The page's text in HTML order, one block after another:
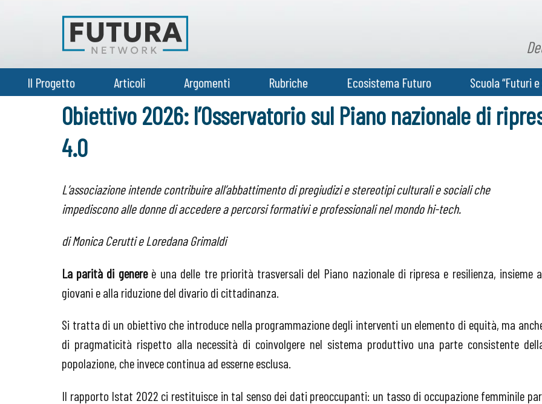
Il Progetto Articoli Argomenti Rubriche Ecosistema Futuro Scuola “Futuri
Obiettivo 2026: l’Osservatorio sul Piano nazionale di
4.0
L’associazione intende contribuire all’abbattimento di pregiudizi e stereotipi culturali e sociali che
impediscono alle donne di accedere a percorsi formativi e professionali nel mondo hi-tech.
di Monica Cerutti e Loredana Grimaldi
La parità di genereè una delle tre priorità trasversali del Piano nazionale di ripresa e resilienza, insieme
giovani e alla riduzione del divario di cittadinanza.
Si tratta di un obiettivo che introduce nella programmazione degli interventi un elemento di equità, ma
di pragmaticità rispetto alla necessità di coinvolgere nel sistema produttivo una parte consistente
popolazione, che invece continua ad esserne esclusa.
Il rapporto Istat 2022 ci restituisce in tal senso dei dati preoccupanti: un tasso di occupazione femminile